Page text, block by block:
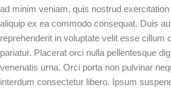
ad minim veniam, quis nostrud
aliquip ex ea commodo consequat. Duis
reprehenderit in voluptate velit esse cillum
pariatur. Placerat orci nulla pellentesque
venenatis urna. Orci porta non pulvinar
interdum consectetur libero. Ipsum